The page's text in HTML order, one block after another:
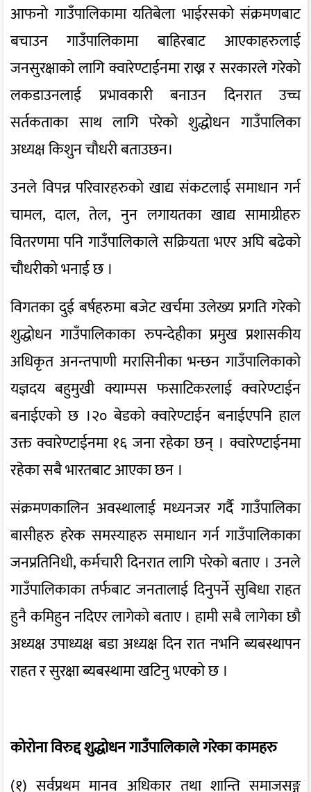
आफनो गाउँपालिकामा यतिबेला भाईरसको संक्रमणबाट
बचाउन गाउँपालिकामा बाहिरबाट आएकाहरुलाई
जनसुरक्षाको लागि क्वारेण्टाईनमा राख्न र सरकारले गरेको
लकडाउनलाई प्रभावकारी बनाउन दिनरात उच्च
सर्तकताका साथ लागि परेको शुद्धोधन गाउँपालिका
अध्यक्ष किशुन चौधरी बताउछन।
उनले विपन्न परिवारहरुको खाद्य संकटलाई समाधान गर्न
चामल, दाल, तेल, नुन लगायतका खाद्य सामाग्रीहरु
वितरणमा पनि गाउँपालिकाले सक्रियता भएर अघि बढेको
चौधरीको भनाई छ ।
विगतका दुई बर्षहरुमा बजेट खर्चमा उलेख्य प्रगति गरेको
शुद्धोधन गाउँपालिकाका रुपन्देहीका प्रमुख प्रशासकीय
अधिकृत अनन्तपाणी मरासिनीका भन्छन गाउँपालिकाको
यज्ञदय बहुमुखी क्याम्पस फसाटिकरलाई क्वारेण्टाईन
बनाईएको छ ।२० बेडको क्वारेण्टाईन बनाईएपनि हाल
उक्त क्वारेण्टाईनमा १६ जना रहेका छन् । क्वारेण्टाईनमा
रहेका सबै भारतबाट आएका छन ।
संक्रमणकालिन अवस्थालाई मध्यनजर गर्दै गाउँपालिका
बासीहरु हरेक समस्याहरु समाधान गर्न गाउँपालिकाका
जनप्रतिनिधी, कर्मचारी दिनरात लागि परेको बताए । उनले
गाउँपालिकाका तर्फबाट जनतालाई दिनुपर्ने सुबिधा राहत
हुनै कमिहुन नदिएर लागेको बताए । हामी सबै लागेका छौ
अध्यक्ष उपाध्यक्ष बडा अध्यक्ष दिन रात नभनि ब्यबस्थापन
राहत र सुरक्षा ब्यबस्थामा खटिनु भएको छ ।
कोरोना विरुद्द शुद्धोधन गाउँपालिकाले गरेका कामहरु
(१) सर्वप्रथम मानव अधिकार तथा शान्ति समाजसङ्ग